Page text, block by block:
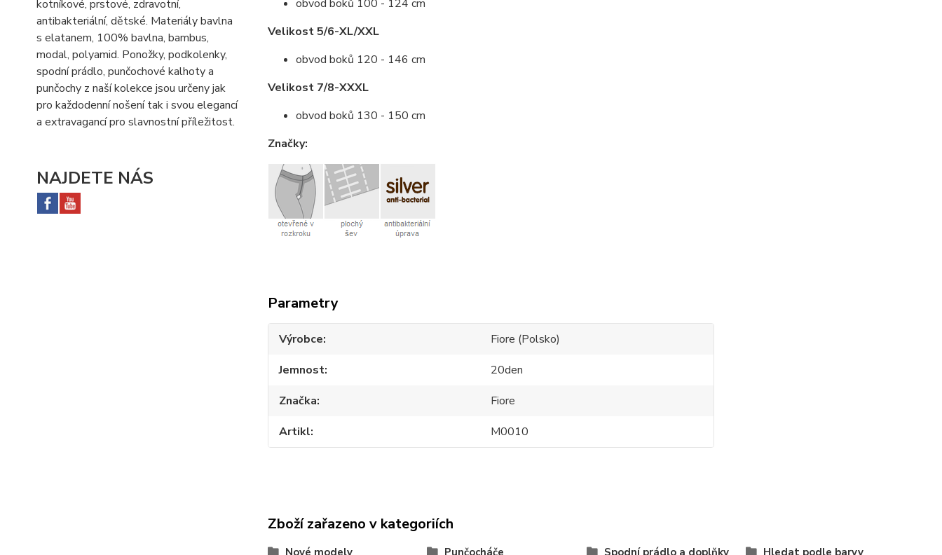
kotníkové, prstové, zdravotní,
antibakteriální, dětské. Materiály bavlna
s elatanem, 100% bavlna, bambus,
modal, polyamid. Ponožky, podkolenky,
spodní prádlo, punčochové kalhoty a
punčochy z naší kolekce jsou určeny jak
pro každodenní nošení tak i svou elegancí
a extravagancí pro slavnostní příležitost.
NAJDETE NÁS
obvod boků 100 - 124 cm
Velikost 5/6-XL/XXL
obvod boků 120 - 146 cm
Velikost 7/8-XXXL
obvod boků 130 - 150 cm
Značky:
Parametry
Výrobce
Fiore (Polsko)
Jemnost
20den
Značka
Fiore
Artikl
M0010
Zboží zařazeno v kategoriích
Nové modely Punčocháče Spodní prádlo a doplňky Hledat podle barvy